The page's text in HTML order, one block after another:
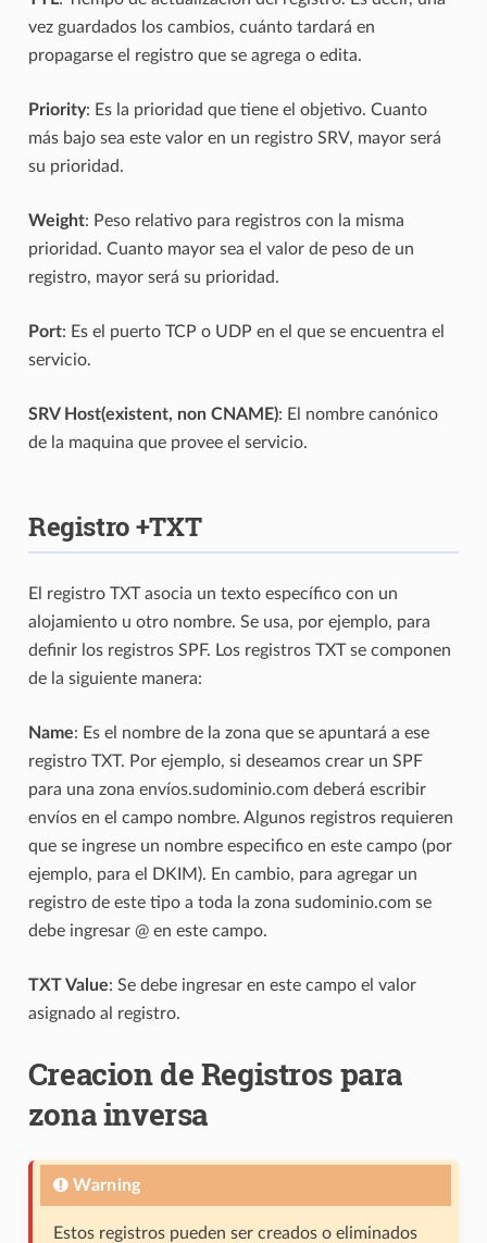
vez guardados los cambios, cuánto tardará en
propagarse el registro que se agrega o edita.
Priority: Es la prioridad que tiene el objetivo. Cuanto
más bajo sea este valor en un registro SRV, mayor será
su prioridad.
Weight: Peso relativo para registros con la misma
prioridad. Cuanto mayor sea el valor de peso de un
registro, mayor será su prioridad.
Port: Es el puerto TCP o UDP en el que se encuentra el
servicio.
SRV Host(existent, non CNAME): El nombre canónico
de la maquina que provee el servicio.
Registro +TXT
El registro TXT asocia un texto específico con un
alojamiento u otro nombre. Se usa, por ejemplo, para
definir los registros SPF. Los registros TXT se componen
de la siguiente manera:
Name: Es el nombre de la zona que se apuntará a ese
registro TXT. Por ejemplo, si deseamos crear un SPF
para una zona envíos.sudominio.com deberá escribir
envíos en el campo nombre. Algunos registros requieren
que se ingrese un nombre especifico en este campo (por
ejemplo, para el DKIM). En cambio, para agregar un
registro de este tipo a toda la zona sudominio.com se
debe ingresar @ en este campo.
TXT Value: Se debe ingresar en este campo el valor
asignado al registro.
Creacion de Registros para
zona inversa
Warning
Estos registros pueden ser creados o eliminados